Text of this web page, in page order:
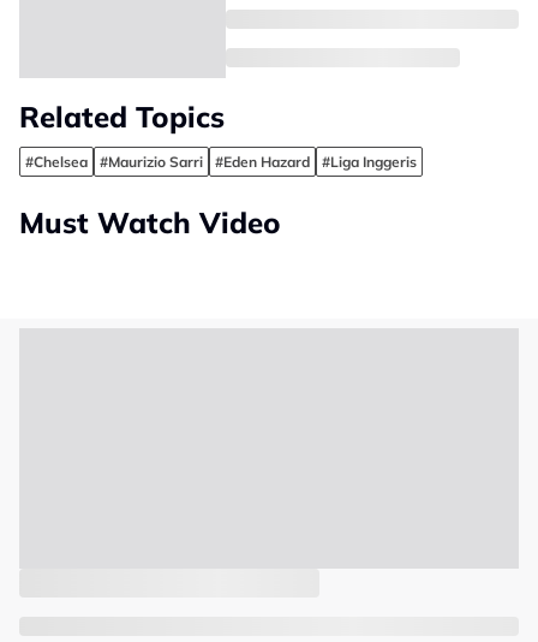
Related Topics
#Chelsea #Maurizio Sarri #Eden Hazard #Liga Inggeris
Must Watch Video